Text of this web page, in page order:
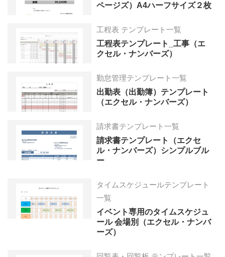
ページズ）A4ハーフサイズ２枚
工程表 テンプレート一覧
工程表テンプレート_工事（エ
クセル・ナンバーズ）
勤怠管理テンプレート一覧
出勤表（出勤簿）テンプレート
（エクセル・ナンバーズ）
請求書テンプレート一覧
請求書テンプレート（エクセ
ル・ナンバーズ）シンプルブル
ー
タイムスケジュールテンプレート
一覧
イベント専用のタイムスケジュ
ール 会場別（エクセル・ナンバ
ーズ）